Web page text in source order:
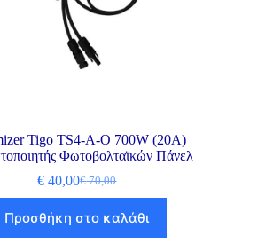
Tigo TS4-A-O 700W (20A)
Φωτοβολταϊκών Πάνελ
€70,00
€ 40,00
Προσθήκη στο καλάθι